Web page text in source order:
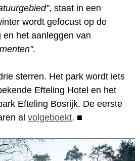
, staat in een
wordt gefocust op de
het aanleggen van
.
sterren. Het park wordt iets
Efteling Hotel en het
Efteling Bosrijk. De eerste
al volgeboekt. ■